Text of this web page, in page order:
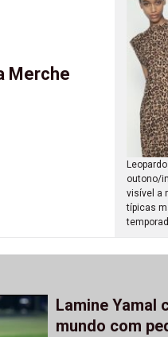
Merche
outono/
visível a
típicas
Lamine Yamal
mundo com